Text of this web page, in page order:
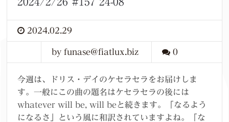
2024.02.29
by funase@fiatlux.biz 0
今週は、ドリス・デイのケセラセラをお届けしま
す。一般にこの曲の題名はケセラセラの後には
whatever will be, will beと続きます。「なるよう
になるさ」という風に和訳されていますよね。「な